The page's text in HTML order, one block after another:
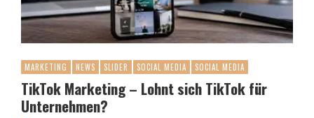
MARKETING NEWS SLIDER SOCIAL MEDIA SOCIAL MEDIA
TikTok Marketing – Lohnt sich TikTok für
Unternehmen?